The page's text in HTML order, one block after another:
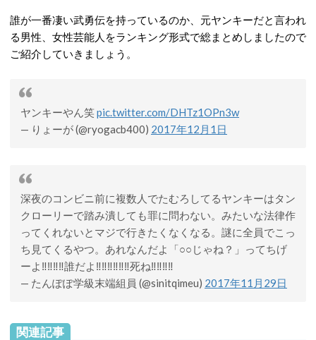
誰が一番凄い武勇伝を持っているのか、元ヤンキーだと言われ
る男性、女性芸能人をランキング形式で総まとめしましたので
ご紹介していきましょう。
ヤンキーやん笑 pic.twitter.com/DHTz1OPn3w
— りょーが (@ryogacb400) 2017年12月1日
深夜のコンビニ前に複数人でたむろしてるヤンキーはタン
クローリーで踏み潰しても罪に問わない。みたいな法律作
ってくれないとマジで行きたくなくなる。謎に全員でこっ
ち見てくるやつ。あれなんだよ「○○じゃね？」ってちげ
ーよ‼️‼️‼️‼️誰だよ‼️‼️‼️‼️‼️‼️死ね‼️‼️‼️‼️
— たんぽぽ学級末端組員 (@sinitqimeu) 2017年11月29日
関連記事